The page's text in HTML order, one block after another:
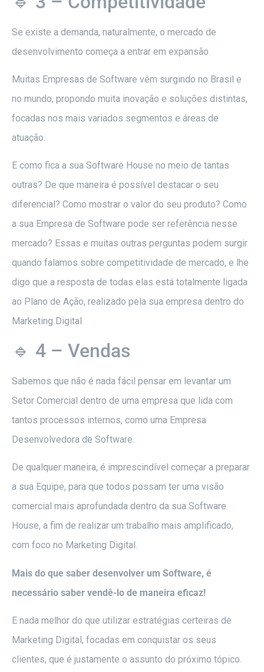
Se existe a demanda, naturalmente, o mercado de
desenvolvimento começa a entrar em expansão.
Muitas Empresas de Software vêm surgindo no Brasil e
no mundo, propondo muita inovação e soluções distintas,
focadas nos mais variados segmentos e áreas de
atuação.
E como fica a sua Software House no meio de tantas
outras? De que maneira é possível destacar o seu
diferencial? Como mostrar o valor do seu produto? Como
a sua Empresa de Software pode ser referência nesse
mercado? Essas e muitas outras perguntas podem surgir
quando falamos sobre competitividade de mercado, e lhe
digo que a resposta de todas elas está totalmente ligada
ao Plano de Ação, realizado pela sua empresa dentro do
Marketing Digital.
🔹 4 – Vendas
Sabemos que não é nada fácil pensar em levantar um
Setor Comercial dentro de uma empresa que lida com
tantos processos internos, como uma Empresa
Desenvolvedora de Software.
De qualquer maneira, é imprescindível começar a preparar
a sua Equipe, para que todos possam ter uma visão
comercial mais aprofundada dentro da sua Software
House, a fim de realizar um trabalho mais amplificado,
com foco no Marketing Digital.
Mais do que saber desenvolver um Software, é
necessário saber vendê-lo de maneira eficaz!
E nada melhor do que utilizar estratégias certeiras de
Marketing Digital, focadas em conquistar os seus
clientes, que é justamente o assunto do próximo tópico.